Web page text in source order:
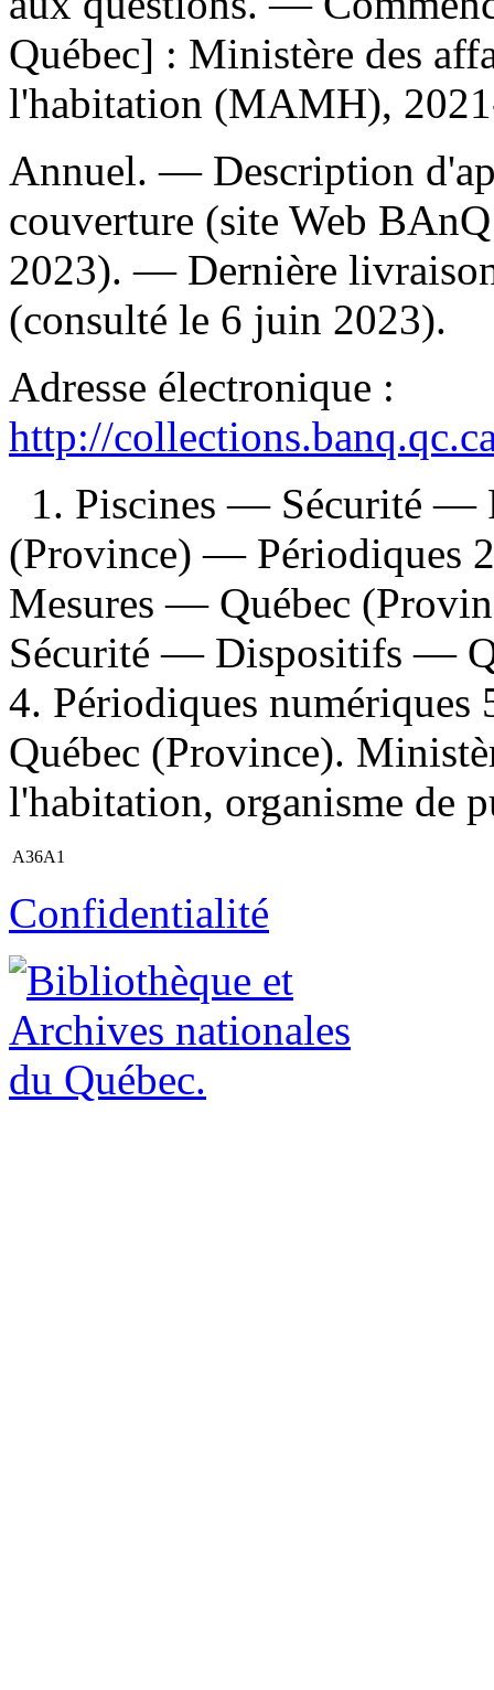
Québec] : Ministère des
l'habitation (MAMH),
Annuel. — Description
couverture (site Web
2023). — Dernière
(consulté le 6 juin 2023).
Adresse électronique :
http://
1. Piscines — Sécurité —
(Province) — Périodiques
Mesures — Québec
Sécurité — Dispositifs —
4. Périodiques
Québec (Province).
l'habitation, organisme de
A36A1
Confidentialité